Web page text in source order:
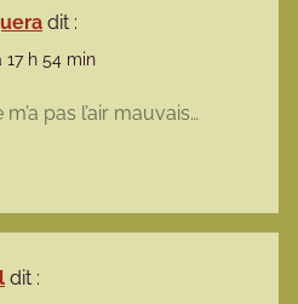
dit :
17 h 54 min
pas l’air mauvais…
dit :